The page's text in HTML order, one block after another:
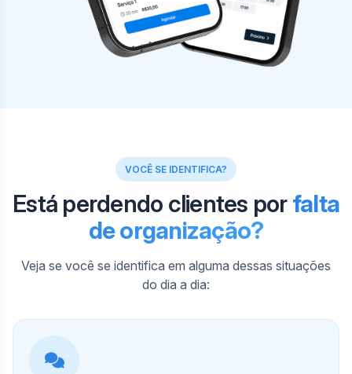
VOCÊ SE IDENTIFICA?
Está perdendo clientes porfalta
de organização?
Veja se você se identifica em alguma dessas situações
do dia a dia: